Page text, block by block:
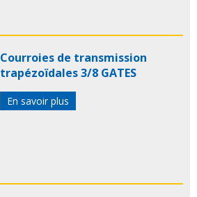
Courroies de transmission
trapézoïdales 3/8 GATES
En savoir plus